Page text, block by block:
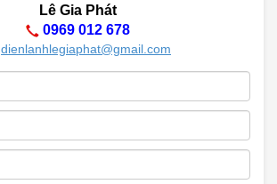
Lê Gia Phát
0969 012 678
dienlanhlegiaphat@gmail.com